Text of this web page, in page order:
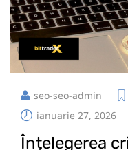
seo-seo-admin
ianuarie 27, 2026
Înțelegerea